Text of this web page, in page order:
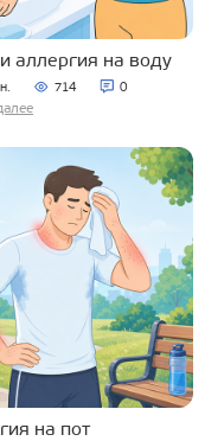
аллергия на воду
714 0
на пот